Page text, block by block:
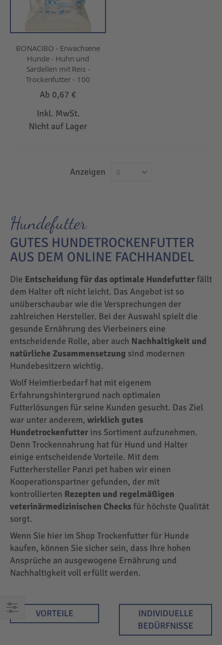
BONACIBO - Erwachsene
Hunde - Huhn und
Sardellen mit Reis -
Trockenfutter - 100
Ab 0,67 €
Inkl. MwSt.
Nicht auf Lager
Anzeigen
EINKAUFEN
Hundefutter
GUTES HUNDETROCKENFUTTER
AUS DEM ONLINE FACHHANDEL
Die Entscheidung für das optimale Hundefutterfällt
dem Halter oft nicht leicht. Das Angebot ist so
unüberschaubar wie die Versprechungen der
zahlreichen Hersteller. Bei der Auswahl spielt die
gesunde Ernährung des Vierbeiners eine
entscheidende Rolle, aber auch Nachhaltigkeit und
natürliche Zusammensetzung sind modernen
Hundebesitzern wichtig.
Wolf Heimtierbedarf hat mit eigenem
Erfahrungshintergrund nach optimalen
Futterlösungen für seine Kunden gesucht. Das Ziel
war unter anderem, wirklich gutes
Hundetrockenfutter ins Sortiment aufzunehmen.
Denn Trockennahrung hat für Hund und Halter
einige entscheidende Vorteile. Mit dem
Futterhersteller Panzi pet haben wir einen
Kooperationspartner gefunden, der mit
kontrollierten Rezepten und regelmäßigen
veterinärmedizinischen Checksfür höchste Qualität
sorgt.
Wenn Sie hier im Shop Trockenfutter für Hunde
kaufen, können Sie sicher sein, dass Ihre hohen
Ansprüche an ausgewogene Ernährung und
Nachhaltigkeit voll erfüllt werden.
VORTEILE
INDIVIDUELLE
BEDÜRFNISSE